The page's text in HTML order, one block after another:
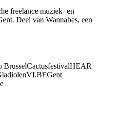
freelance muziek- en
Deel van Wannabes, een
BrusselCactusfestivalHEAR
VI.BEGent